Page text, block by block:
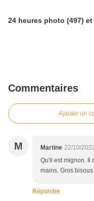
24 heures photo (497)
Commentaires
Ajouter un
M Martine 22/10/
Qu'il est mignon. Il
mains. Gros
Répondre